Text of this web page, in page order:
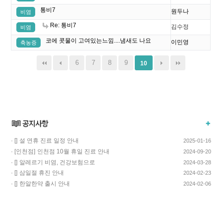
비염 통비7 원두나
비염 Re: 통비7 김수정
축농증 코에 콧물이 고여있는느낌....냄새도 나요 이민영
6 7 8 9 10
· [] 설 연휴 진료 일정 안내 2025-01-16
· [인천점] 인천점 10월 휴일 진료 안내 2024-09-20
· [] 알레르기 비염, 건강보험으로
치료하고 비용…
2024-03-28
· [] 삼일절 휴진 안내 2024-02-23
· [] 한알한약 출시 안내 2024-02-06